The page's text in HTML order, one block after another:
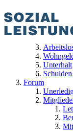
Unterhalt
Schulden
Forum